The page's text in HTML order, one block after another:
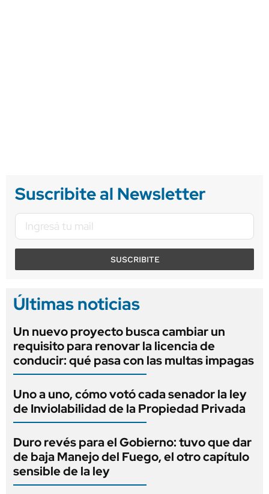
Suscribite al Newsletter
SUSCRIBITE
Últimas noticias
Un nuevo proyecto busca cambiar un
requisito para renovar la licencia de
conducir: qué pasa con las multas impagas
Uno a uno, cómo votó cada senador la ley
de Inviolabilidad de la Propiedad Privada
Duro revés para el Gobierno: tuvo que dar
de baja Manejo del Fuego, el otro capítulo
sensible de la ley